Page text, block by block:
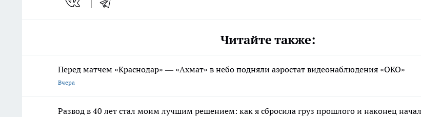
Читайте также:
Перед матчем «Краснодар» — «Ахмат» в небо подняли аэростат видеонаблюдения «ОКО»
Вчера
Развод в 40 лет стал моим лучшим решением: как я сбросила груз прошлого и наконец